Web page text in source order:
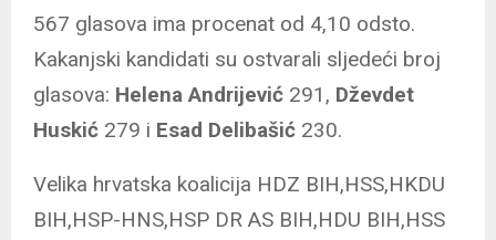
567 glasova ima procenat od 4,10 odsto.
Kakanjski kandidati su ostvarali sljedeći broj
glasova: Helena Andrijević 291, Dževdet
Huskić 279 i Esad Delibašić 230.
Velika hrvatska koalicija HDZ BIH,HSS,HKDU
BIH,HSP-HNS,HSP DR AS BIH,HDU BIH,HSS